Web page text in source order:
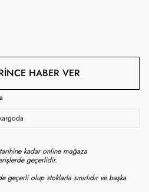
HABER VER
kadar online mağaza
geçerlidir.
geçerli olup stoklarla sınırlıdır ve başka